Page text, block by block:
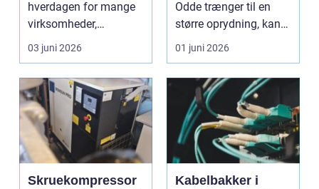
hverdagen for mange
virksomheder,
boligforeninger og
insti...
03 juni 2026
Odde trænger til en
større oprydning, kan
en flishugger spare
m...
01 juni 2026
Skruekompressor
Kabelbakker i